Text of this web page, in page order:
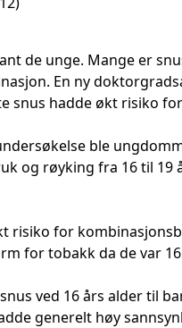
de unge. Mange er
En ny
snus hadde økt risiko
ble
og røyking fra 16 til 19
risiko for
for tobakk da de var
ved 16 års alder til
generelt høy